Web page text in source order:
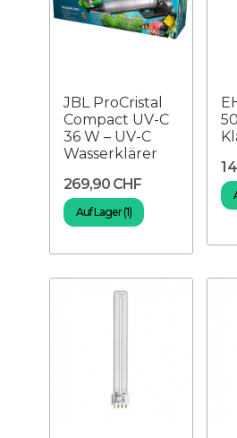
JBL ProCristal
Compact UV-C
36 W – UV-C
Wasserklärer
269,90 CHF
Auf Lager (1)